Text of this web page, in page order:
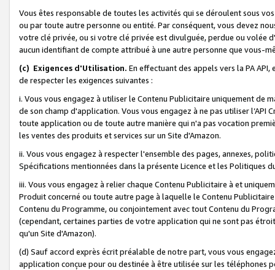
Vous êtes responsable de toutes les activités qui se déroulent sous
ou par toute autre personne ou entité. Par conséquent, vous devez
votre clé privée, ou si votre clé privée est divulguée, perdue ou volée
aucun identifiant de compte attribué à une autre personne que vous-
(c) Exigences d'Utilisation. En effectuant des appels vers la PA
de respecter les exigences suivantes :
i. Vous vous engagez à utiliser le Contenu Publicitaire uniquement de
de son champ d'application. Vous vous engagez à ne pas utiliser l’API
toute application ou de toute autre manière qui n'a pas vocation
les ventes des produits et services sur un Site d'Amazon.
ii. Vous vous engagez à respecter l'ensemble des pages, annexes,
Spécifications mentionnées dans la présente Licence et les Politiques
iii. Vous vous engagez à relier chaque Contenu Publicitaire à et
Produit concerné ou toute autre page à laquelle le Contenu
Contenu du Programme, ou conjointement avec tout Contenu du
(cependant, certaines parties de votre application qui ne sont pas
qu'un Site d'Amazon).
(d) Sauf accord exprès écrit préalable de notre part, vous vous
application conçue pour ou destinée à être utilisée sur les téléphones